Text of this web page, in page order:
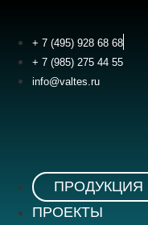
содержимому
+ 7 (495) 928 68 68
+ 7 (985) 275 44 55
info@valtes.ru
ПРОДУКЦИЯ
ПРОЕКТЫ